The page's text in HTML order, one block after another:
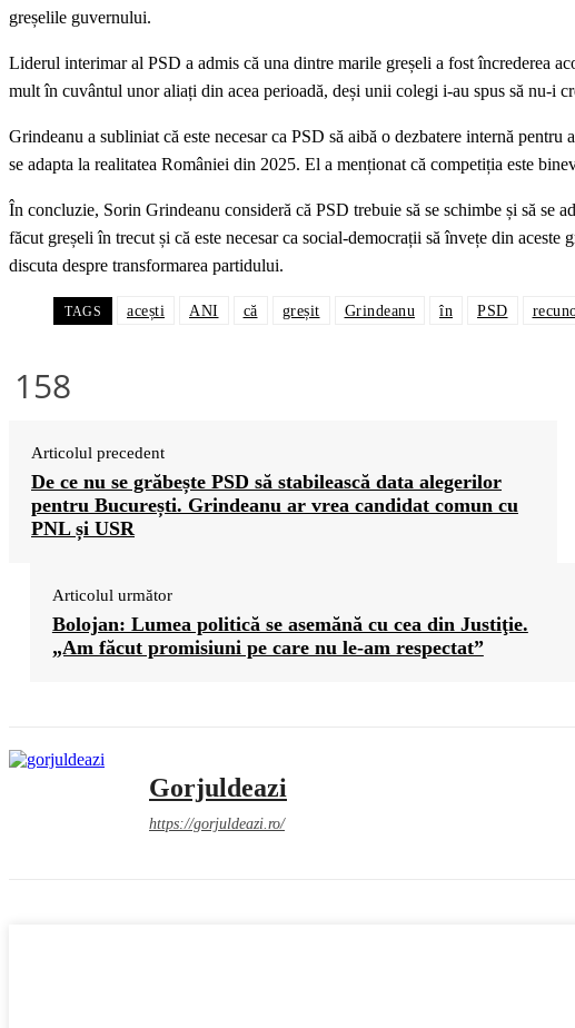
greșelile guvernului.
Liderul interimar al PSD a admis că una dintre marile greșeli a fost încrederea
mult în cuvântul unor aliați din acea perioadă, deși unii colegi i-au spus să nu-i
Grindeanu a subliniat că este necesar ca PSD să aibă o dezbatere internă
se adapta la realitatea României din 2025. El a menționat că competiția este
În concluzie, Sorin Grindeanu consideră că PSD trebuie să se schimbe și să se
făcut greșeli în trecut și că este necesar ca social-democrații să învețe din aceste
discuta despre transformarea partidului.
TAGS acești ANI că greșit Grindeanu în PSD
158
Articolul precedent
De ce nu se grăbește PSD să stabilească data alegerilor
pentru București. Grindeanu ar vrea candidat comun cu
PNL și USR
Articolul următor
Bolojan: Lumea politică se asemănă cu cea din Justiţie.
„Am făcut promisiuni pe care nu le-am respectat”
Gorjuldeazi
https://gorjuldeazi.ro/